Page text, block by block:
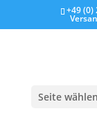
+49 (0)
Seite wählen